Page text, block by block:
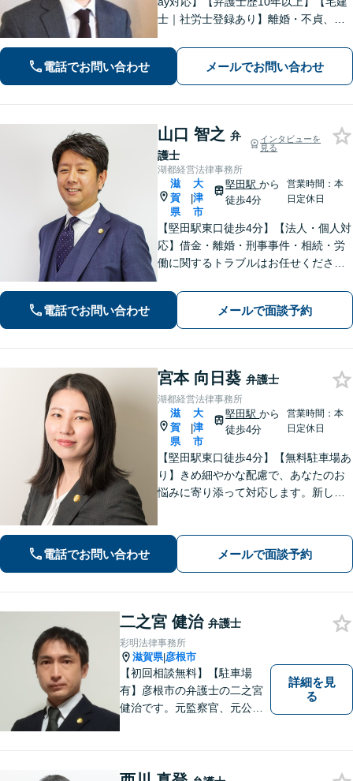
士｜社労士登録あり】離婚・不貞、破
リラックスしてお越しください。丁寧
にお話をお聴きします【草津駅2分｜駐
車場あり】【土日祝対応】
電話でお問い合わせ メールでお問い合わせ
山口 智之 弁
護士
インタビューを
見る
湖都経営法律事務所
滋
賀
県
|
大
津
市
堅田駅から
徒歩4分
営業時間：本
日定休日
【堅田駅東口徒歩4分】【法人・個人対
応】借金・離婚・刑事事件・相続・労
働に関するトラブルはお任せくださ
契約・企業法務全般に対応。困りの際
はぜひ一度お話をお聞かせください。
【無料駐車場あり】
電話でお問い合わせ メールで面談予約
宮本 向日葵 弁護士
湖都経営法律事務所
滋
賀
県
|
大
津
市
堅田駅から
徒歩4分
営業時間：本
日定休日
【堅田駅東口徒歩4分】【無料駐車場あ
り】きめ細やかな配慮で、あなたのお
悩みに寄り添って対応します。新しい
にご相談ください。
電話でお問い合わせ メールで面談予約
二之宮 健治 弁護士
彩明法律事務所
滋賀県|彦根市
【初回相談無料】【駐車場
有】彦根市の弁護士の二之宮
健治です。元監察官、元公務
詳細を見
る